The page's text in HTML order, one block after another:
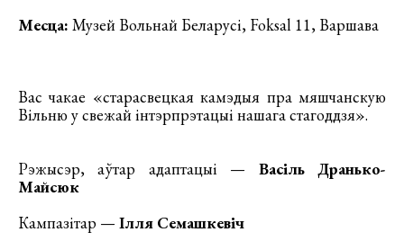
Месца: Музей Вольнай Беларусі, Foksal 11, Варшава
Вас чакае «старасвецкая камэдыя пра мяшчанскую
Вільню у свежай інтэрпрэтацыі нашага стагоддзя».
Рэжысэр, аўтар адаптацыі — Васіль Дранько-
Майсюк
Кампазітар —Ілля Семашкевіч